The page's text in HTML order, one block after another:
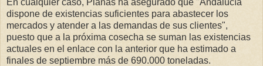
dispone de existencias suficientes para abastecer los
mercados y atender a las demandas de sus clientes",
puesto que a la próxima cosecha se suman las existencias
actuales en el enlace con la anterior que ha estimado a
finales de septiembre más de 690.000 toneladas.